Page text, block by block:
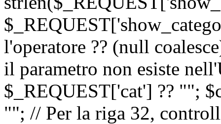
l'operatore ?? (null
il parametro non esiste
$_REQUEST['cat'] ?? "";
""; // Per la riga 32,